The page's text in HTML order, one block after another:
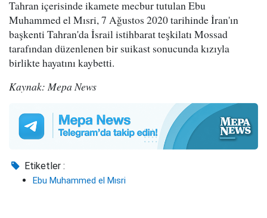
Tahran içerisinde ikamete mecbur tutulan Ebu
Muhammed el Mısri, 7 Ağustos 2020 tarihinde İran'ın
başkenti Tahran'da İsrail istihbarat teşkilatı Mossad
tarafından düzenlenen bir suikast sonucunda kızıyla
birlikte hayatını kaybetti.
Kaynak: Mepa News
Etiketler :
Ebu Muhammed el Mısri